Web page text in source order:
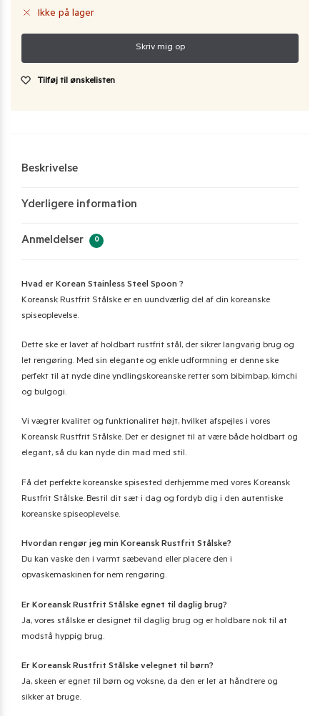
Ikke på lager
Tilføj til ønskelisten
Beskrivelse
Yderligere information
Anmeldelser 0
Hvad er Korean Stainless Steel Spoon ?
Koreansk Rustfrit Stålske er en uundværlig del af din koreanske
spiseoplevelse.
Dette ske er lavet af holdbart rustfrit stål, der sikrer langvarig brug og
let rengøring. Med sin elegante og enkle udformning er denne ske
perfekt til at nyde dine yndlingskoreanske retter som bibimbap, kimchi
og bulgogi.
Vi vægter kvalitet og funktionalitet højt, hvilket afspejles i vores
Koreansk Rustfrit Stålske. Det er designet til at være både holdbart og
elegant, så du kan nyde din mad med stil.
Få det perfekte koreanske spisested derhjemme med vores Koreansk
Rustfrit Stålske. Bestil dit sæt i dag og fordyb dig i den autentiske
koreanske spiseoplevelse.
Hvordan rengør jeg min Koreansk Rustfrit Stålske?
Du kan vaske den i varmt sæbevand eller placere den i
opvaskemaskinen for nem rengøring.
Er Koreansk Rustfrit Stålske egnet til daglig brug?
Ja, vores stålske er designet til daglig brug og er holdbare nok til at
modstå hyppig brug.
Er Koreansk Rustfrit Stålske velegnet til børn?
Ja, skeen er egnet til børn og voksne, da den er let at håndtere og
sikker at bruge.